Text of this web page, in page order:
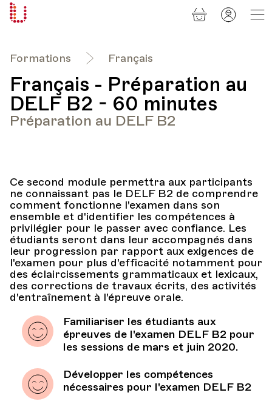
Formations Français
Français - Préparation au
DELF B2 - 60 minutes
Préparation au DELF B2
Ce second module permettra aux participants
ne connaissant pas le DELF B2 de comprendre
comment fonctionne l'examen dans son
ensemble et d'identifier les compétences à
privilégier pour le passer avec confiance. Les
étudiants seront dans leur accompagnés dans
leur progression par rapport aux exigences de
l'examen pour plus d'efficacité notamment pour
des éclaircissements grammaticaux et lexicaux,
des corrections de travaux écrits, des activités
d'entraînement à l'épreuve orale.
Familiariser les étudiants aux
épreuves de l'examen DELF B2 pour
les sessions de mars et juin 2020.
Développer les compétences
nécessaires pour l'examen DELF B2
Panier
Mon